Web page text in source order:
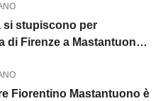
si stupiscono per
di Firenze a Mastantuono:
Fiorentino Mastantuono è